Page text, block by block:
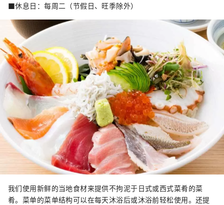
■休息日：每周二（节假日、旺季除外）
我们使用新鲜的当地食材来提供不拘泥于日式或西式菜肴的菜
肴。菜单的菜单结构可以在每天沐浴后或沐浴前轻松使用。还提